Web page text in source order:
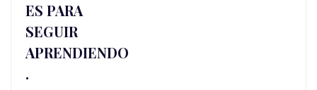
ES PARA
SEGUIR
APRENDIENDO
.